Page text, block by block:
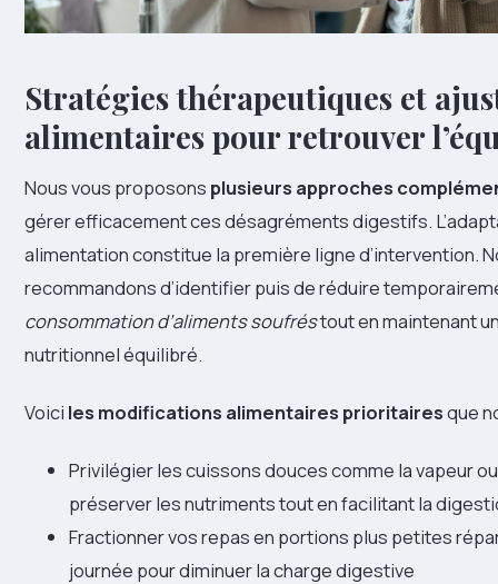
Stratégies thérapeutiques et
alimentaires pour retrouver
Nous vous proposons plusieurs approches
gérer efficacement ces désagréments digestifs.
alimentation constitue la première ligne d’intervention.
recommandons d’identifier puis de réduire
consommation d’aliments soufréstout en maintenant
nutritionnel équilibré.
Voici les modifications alimentaires prioritairesque
Privilégier les cuissons douces comme la vapeur
préserver les nutriments tout en facilitant la
Fractionner vos repas en portions plus petites
journée pour diminuer la charge digestive